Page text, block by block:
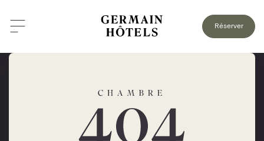
Réserver